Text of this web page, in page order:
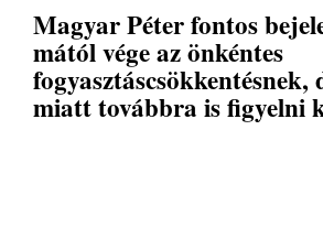
Magyar Péter fontos
mától vége az önkéntes
fogyasztáscsökkentésnek,
miatt továbbra is figyelni